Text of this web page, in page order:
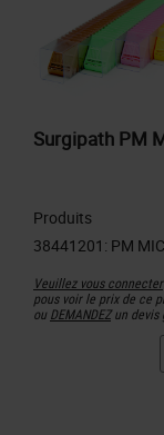
Surgipath PM
Produits
Veuillez vous connecter
pous voir le prix de ce
ou DEMANDEZun devis